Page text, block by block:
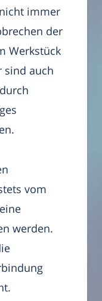
immer
der
Werkstück
sind auch
vom
werden.